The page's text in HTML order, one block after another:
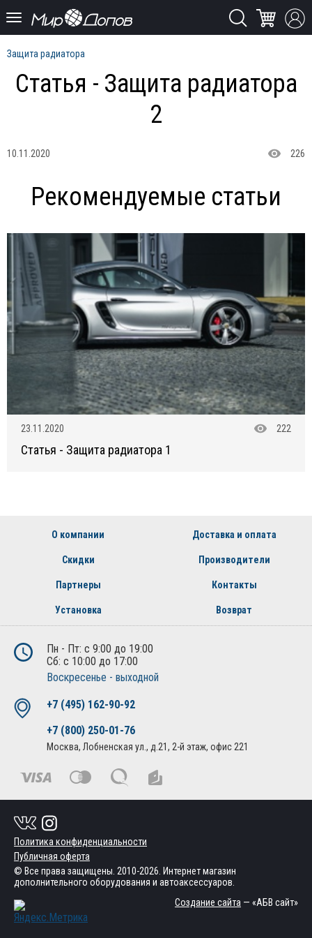
Защита радиатора
Статья - Защита радиатора
2
10.11.2020 226
Рекомендуемые статьи
23.11.2020 222
Статья - Защита радиатора 1
О компании Доставка и оплата
Скидки Производители
Партнеры Контакты
Установка Возврат
Пн - Пт: с 9:00 до 19:00
Сб: с 10:00 до 17:00
Воскресенье - выходной
+7 (495) 162-90-92
+7 (800) 250-01-76
Москва, Лобненская ул., д.21, 2-й этаж, офис 221
Политика конфиденциальности
Публичная оферта
© Все права защищены. 2010-2026. Интернет магазин
дополнительного оборудования и автоаксессуаров.
Создание сайта — «АБВ сайт»